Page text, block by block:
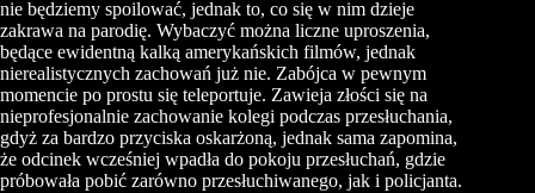
nie będziemy spoilować, jednak to, co się w nim dzieje
zakrawa na parodię. Wybaczyć można liczne uproszenia,
będące ewidentną kalką amerykańskich filmów, jednak
nierealistycznych zachowań już nie. Zabójca w pewnym
momencie po prostu się teleportuje. Zawieja złości się na
nieprofesjonalnie zachowanie kolegi podczas przesłuchania,
gdyż za bardzo przyciska oskarżoną, jednak sama zapomina,
że odcinek wcześniej wpadła do pokoju przesłuchań, gdzie
próbowała pobić zarówno przesłuchiwanego, jak i policjanta.